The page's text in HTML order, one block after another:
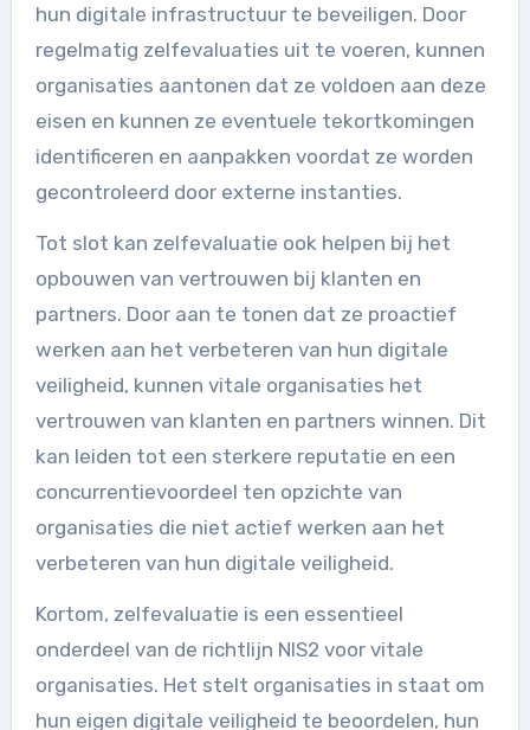
hun digitale infrastructuur te beveiligen. Door
regelmatig zelfevaluaties uit te voeren, kunnen
organisaties aantonen dat ze voldoen aan deze
eisen en kunnen ze eventuele tekortkomingen
identificeren en aanpakken voordat ze worden
gecontroleerd door externe instanties.
Tot slot kan zelfevaluatie ook helpen bij het
opbouwen van vertrouwen bij klanten en
partners. Door aan te tonen dat ze proactief
werken aan het verbeteren van hun digitale
veiligheid, kunnen vitale organisaties het
vertrouwen van klanten en partners winnen. Dit
kan leiden tot een sterkere reputatie en een
concurrentievoordeel ten opzichte van
organisaties die niet actief werken aan het
verbeteren van hun digitale veiligheid.
Kortom, zelfevaluatie is een essentieel
onderdeel van de richtlijn NIS2 voor vitale
organisaties. Het stelt organisaties in staat om
hun eigen digitale veiligheid te beoordelen, hun